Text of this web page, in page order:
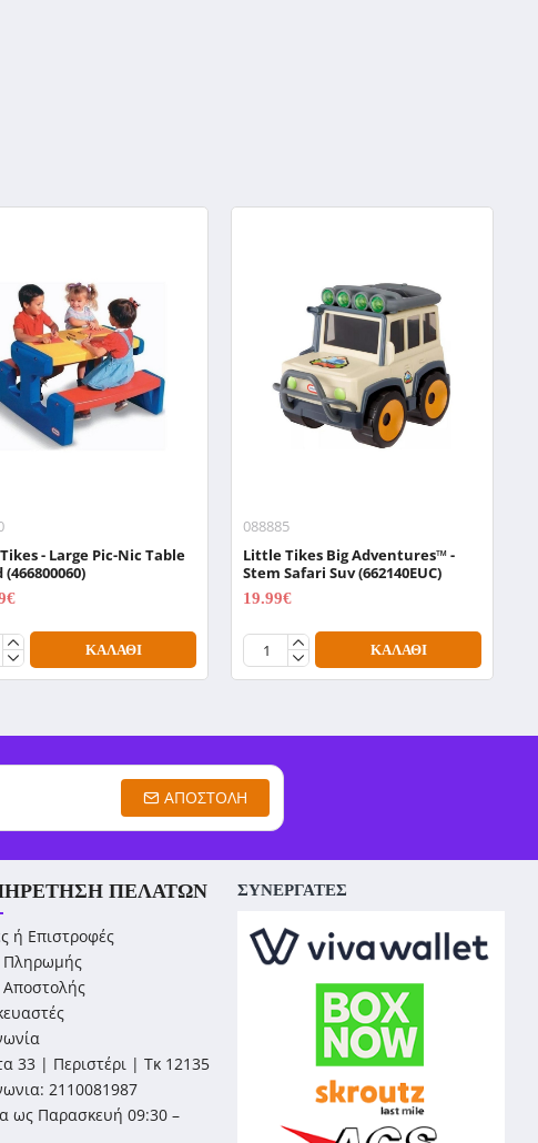
- Large Pic-Nic Table
(466800060)
ΚΑΛΆΘΙ
088885
Little Tikes Big Adventures™ -
Stem Safari Suv (662140EUC)
19.99€
ΚΑΛΆΘΙ
ΑΠΟΣΤΟΛΉ
ΠΕΛΑΤΏΝ
ή Επιστροφές
Πληρωμής
Αποστολής
33 | Περιστέρι | Τκ 12135
2110081987
ως Παρασκευή 09:30 –
ΣΥΝΕΡΓΑΤΕΣ